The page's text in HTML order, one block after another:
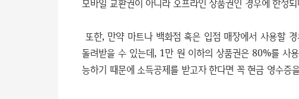
모바일 교환권이 아니라 오프라인 상품권인 경우에 한정
또한, 만약 마트나 백화점 혹은 입점 매장에서 사용할
돌려받을 수 있는데, 1만 원 이하의 상품권은 80%를 사
능하기 때문에 소득공제를 받고자 한다면 꼭 현금 영수증